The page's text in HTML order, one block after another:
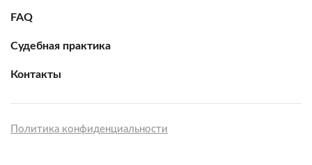
FAQ
Судебная практика
Контакты
Политика конфиденциальности